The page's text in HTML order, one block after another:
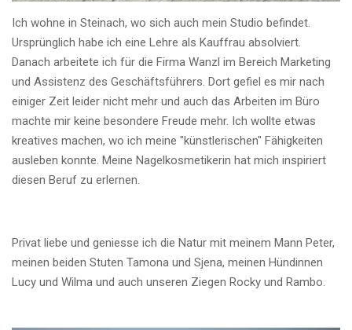
Ich wohne in Steinach, wo sich auch mein Studio befindet.
Ursprünglich habe ich eine Lehre als Kauffrau absolviert.
Danach arbeitete ich für die Firma Wanzl im Bereich Marketing
und Assistenz des Geschäftsführers. Dort gefiel es mir nach
einiger Zeit leider nicht mehr und auch das Arbeiten im Büro
machte mir keine besondere Freude mehr. Ich wollte etwas
kreatives machen, wo ich meine "künstlerischen" Fähigkeiten
ausleben konnte. Meine Nagelkosmetikerin hat mich inspiriert
diesen Beruf zu erlernen.
Privat liebe und geniesse ich die Natur mit meinem Mann Peter,
meinen beiden Stuten Tamona und Sjena, meinen Hündinnen
Lucy und Wilma und auch unseren Ziegen Rocky und Rambo.